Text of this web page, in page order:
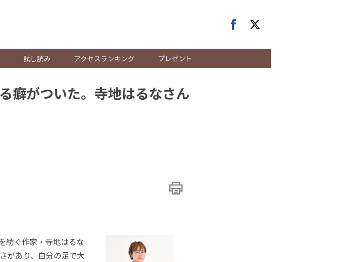
試し読み アクセスランキング プレゼント
癖がついた。寺地はるなさん
紡ぐ作家・寺地はるな
があり、自分の足で大